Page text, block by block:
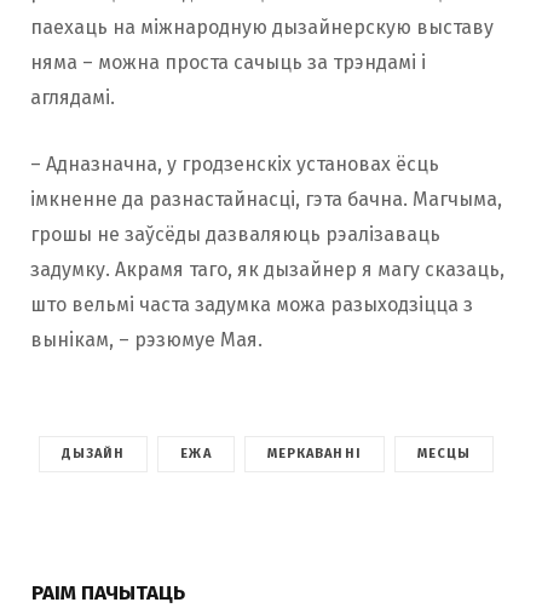
паехаць на міжнародную дызайнерскую выставу
няма – можна проста сачыць за трэндамі і
аглядамі.
– Адназначна, у гродзенскіх установах ёсць
імкненне да разнастайнасці, гэта бачна. Магчыма,
грошы не заўсёды дазваляюць рэалізаваць
задумку. Акрамя таго, як дызайнер я магу сказаць,
што вельмі часта задумка можа разыходзіцца з
вынікам, – рэзюмуе Мая.
ДЫЗАЙН ЕЖА МЕРКАВАННІ МЕСЦЫ
РАІМ ПАЧЫТАЦЬ